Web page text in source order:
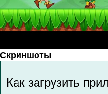
Скриншоты
Как загрузить